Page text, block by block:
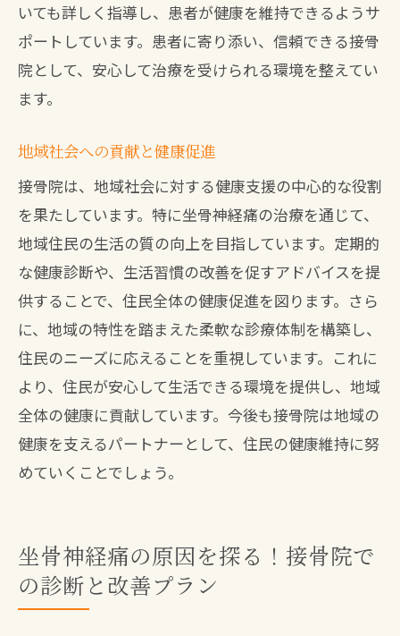
いても詳しく指導し、患者が健康を維持できるようサ
ポートしています。患者に寄り添い、信頼できる接骨
院として、安心して治療を受けられる環境を整えてい
ます。
地域社会への貢献と健康促進
接骨院は、地域社会に対する健康支援の中心的な役割
を果たしています。特に坐骨神経痛の治療を通じて、
地域住民の生活の質の向上を目指しています。定期的
な健康診断や、生活習慣の改善を促すアドバイスを提
供することで、住民全体の健康促進を図ります。さら
に、地域の特性を踏まえた柔軟な診療体制を構築し、
住民のニーズに応えることを重視しています。これに
より、住民が安心して生活できる環境を提供し、地域
全体の健康に貢献しています。今後も接骨院は地域の
健康を支えるパートナーとして、住民の健康維持に努
めていくことでしょう。
坐骨神経痛の原因を探る！接骨院で
の診断と改善プラン